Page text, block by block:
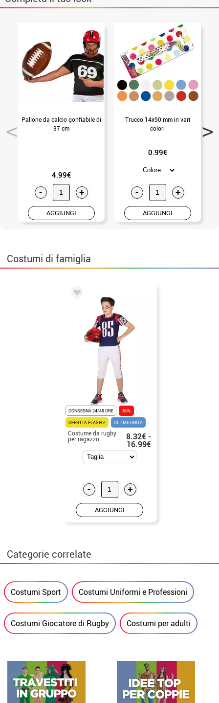
Pallone da calcio gonfiabile di
37 cm
4.99€
- +
AGGIUNGI
Trucco 14x90 mm in vari
colori
0.99€
- +
AGGIUNGI
Costumi di famiglia
CONSEGNA 24/48 ORE
-50%
OFERTTA FLASH ⚡
ULTIME UNITÀ
Costume da rugby
per ragazzo 8.32€ -
16.99€
- +
AGGIUNGI
Categorie correlate
Costumi Sport Costumi Uniformi e Professioni
Costumi Giocatore di Rugby Costumi per adulti